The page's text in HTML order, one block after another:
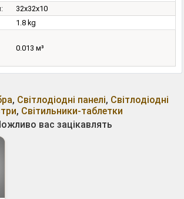
32x32x10
1.8 kg
0.013 м³
, Світлодіодні панелі, Світлодіодні
, Світильники-таблетки
вас зацікавлять